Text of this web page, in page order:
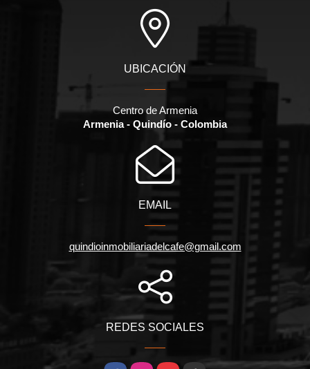
UBICACIÓN
Centro de Armenia
Armenia - Quindío - Colombia
EMAIL
quindioinmobiliariadelcafe@gmail.com
REDES SOCIALES